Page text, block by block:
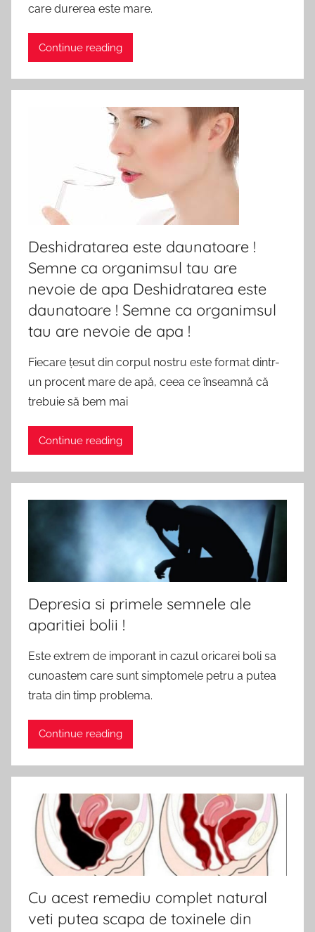
care durerea este mare.
Continue reading
Deshidratarea este daunatoare !
Semne ca organimsul tau are
nevoie de apa Deshidratarea este
daunatoare ! Semne ca organimsul
tau are nevoie de apa !
Fiecare țesut din corpul nostru este format dintr-
un procent mare de apă, ceea ce înseamnă că
trebuie să bem mai
Continue reading
Depresia si primele semnele ale
aparitiei bolii !
Este extrem de imporant in cazul oricarei boli sa
cunoastem care sunt simptomele petru a putea
trata din timp problema.
Continue reading
Cu acest remediu complet natural
veti putea scapa de toxinele din